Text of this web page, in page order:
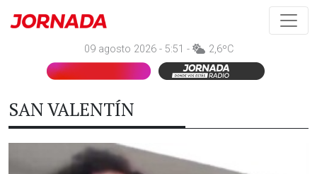
09 agosto 2026 - 5:51 - 2,6ºC
SAN VALENTÍN